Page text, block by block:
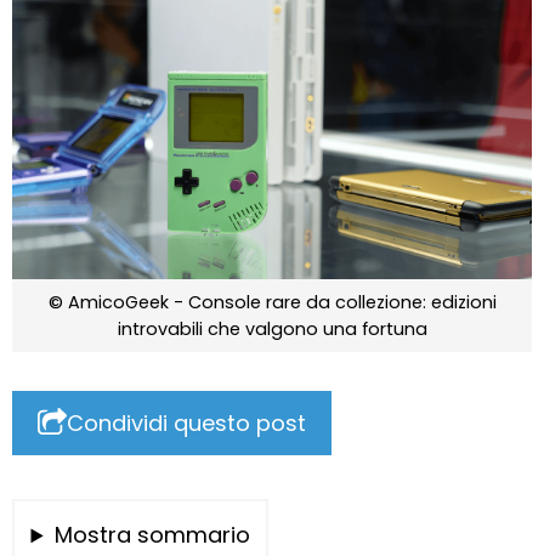
© AmicoGeek - Console rare da collezione: edizioni
introvabili che valgono una fortuna
Condividi questo post
Mostra sommario